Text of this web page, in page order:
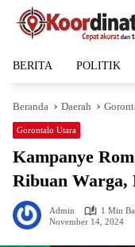
Langsung
BERITA POLITIK
Beranda Daerah
Gorontalo Utara
Kampanye
Ribuan Warga,
Admin
1 Min
November 14, 2024